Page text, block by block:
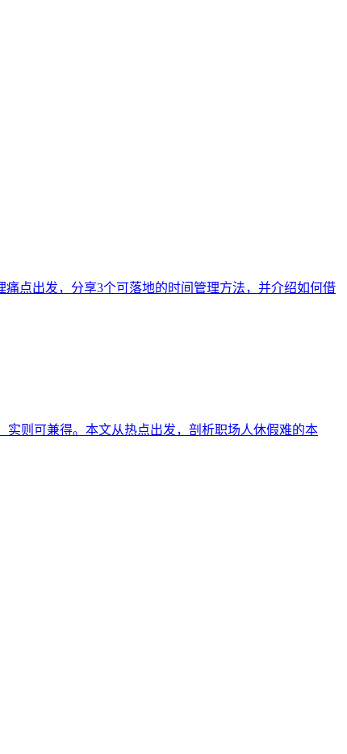
点出发，分享3个可落地的时间管理方法，并介绍如何借
实则可兼得。本文从热点出发，剖析职场人休假难的本